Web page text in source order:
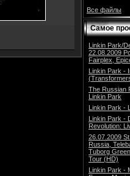
Все файлы
Самое
Linkin Park/
22.08.2009
Fairplex,
Linkin Park -
The Russian
Linkin Park
Linkin Park -
Linkin Park -
Revolution:
26.07.2009
Russia,
Tuborg
Tour (HD)
Linkin Park -